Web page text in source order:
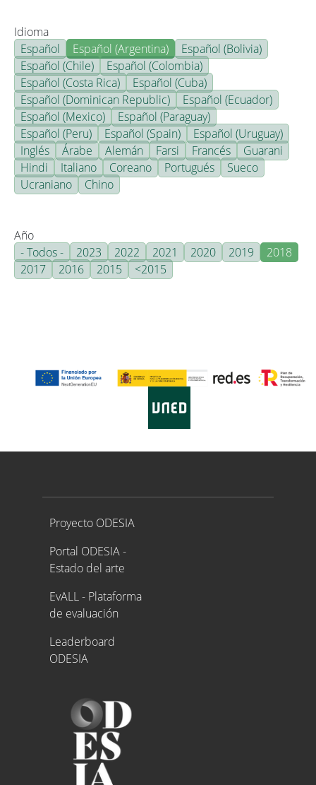
Idioma
Español
Español (Argentina)
Español (Bolivia)
Español (Chile)
Español (Colombia)
Español (Costa Rica)
Español (Cuba)
Español (Dominican Republic)
Español (Ecuador)
Español (Mexico)
Español (Paraguay)
Español (Peru)
Español (Spain)
Español (Uruguay)
Inglés
Árabe Alemán Farsi Francés
Guarani
Hindi
Italiano Coreano Portugués
Sueco
Ucraniano
Chino
Año
- Todos -
2023 2022 2021 2020 2019
2018
2017
2016 2015 <2015
Proyecto ODESIA
Proyecto ODESIA
Portal ODESIA -
Estado del arte
EvALL - Plataforma
de evaluación
Leaderboard
ODESIA